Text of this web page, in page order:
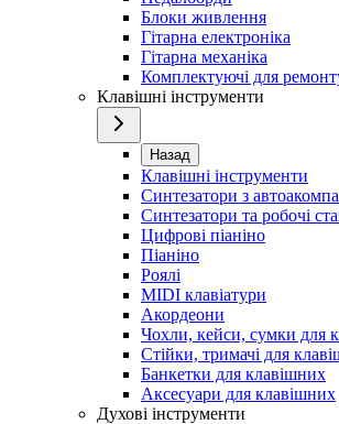
Блоки живлення
Гітарна електроніка
Гітарна механіка
Комплектуючі для
Клавішні інструменти
Назад
Клавішні інструменти
Синтезатори з
Синтезатори та робочі
Цифрові піаніно
Піаніно
Роялі
MIDI клавіатури
Акордеони
Чохли, кейси, сумки для
Стійки, тримачі для
Банкетки для клавішних
Аксесуари для клавішних
Духові інструменти